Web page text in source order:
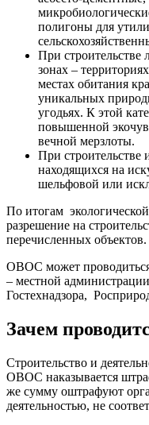
полигоны для
При строительстве
зонах –
местах обитания
уникальных
угодьях. К этой
повышенной
вечной мерзлоты.
При строительстве
находящихся на
шельфовой или
По итогам
разрешение на
перечисленных объектов.
ОВОС может
– местной
Гостехнадзора,
Зачем
Строительство и
ОВОС наказывается
же сумму оштрафуют
деятельностью, не